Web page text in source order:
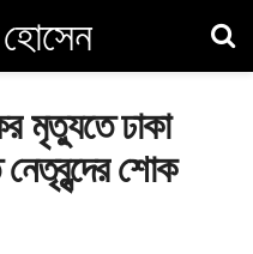
হোসেন
মৃত্যুতে ঢাকা
নেতৃবৃন্দের শোক